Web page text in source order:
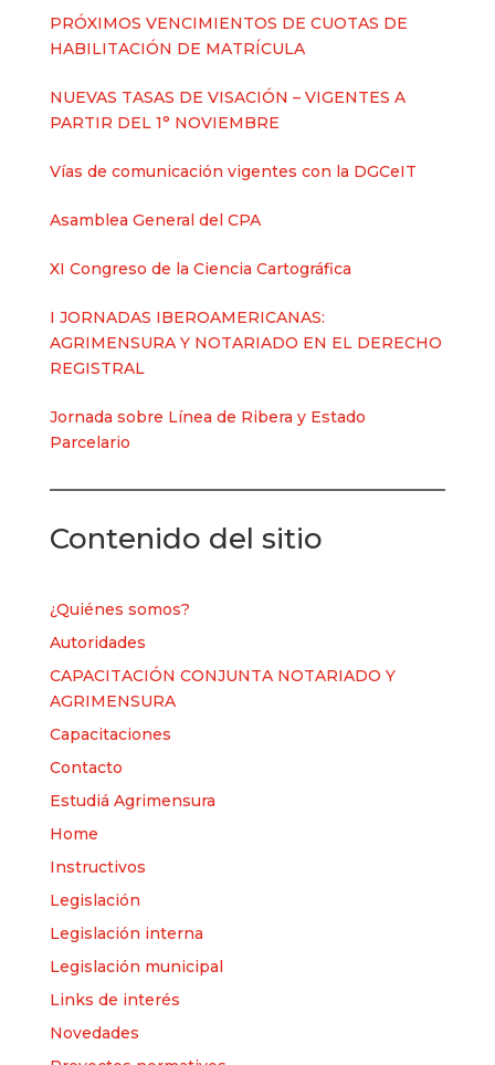
PRÓXIMOS VENCIMIENTOS DE CUOTAS DE
HABILITACIÓN DE MATRÍCULA
NUEVAS TASAS DE VISACIÓN – VIGENTES A
PARTIR DEL 1° NOVIEMBRE
Vías de comunicación vigentes con la DGCeIT
Asamblea General del CPA
XI Congreso de la Ciencia Cartográfica
I JORNADAS IBEROAMERICANAS:
AGRIMENSURA Y NOTARIADO EN EL DERECHO
REGISTRAL
Jornada sobre Línea de Ribera y Estado
Parcelario
Contenido del sitio
¿Quiénes somos?
Autoridades
CAPACITACIÓN CONJUNTA NOTARIADO Y
AGRIMENSURA
Capacitaciones
Contacto
Estudiá Agrimensura
Home
Instructivos
Legislación
Legislación interna
Legislación municipal
Links de interés
Novedades